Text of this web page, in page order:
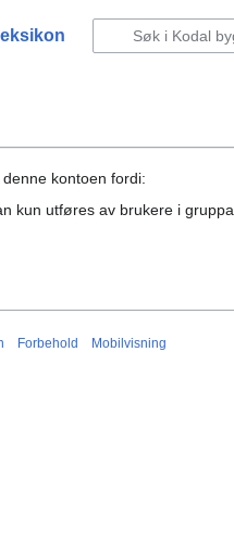
kontoen fordi:
kun utføres av brukere i gruppa
Forbehold Mobilvisning